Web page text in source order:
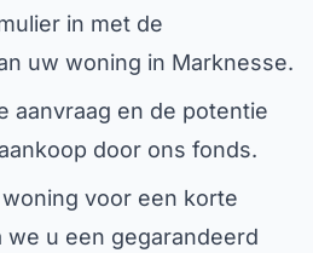
in met de
uw woning in Marknesse.
aanvraag en de potentie
door ons fonds.
voor een korte
we u een gegarandeerd